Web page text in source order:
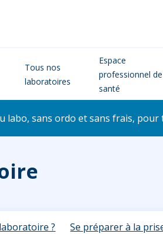
Tous nos
laboratoires
Espace
professionnel de
santé
labo, sans ordo et sans frais, pour
? Se préparer à la